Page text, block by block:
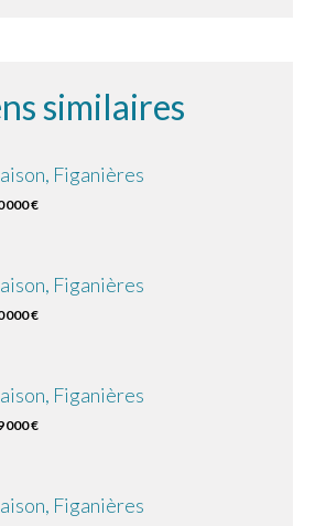
similaires
Figanières
000 €
Figanières
000 €
Figanières
000 €
Figanières